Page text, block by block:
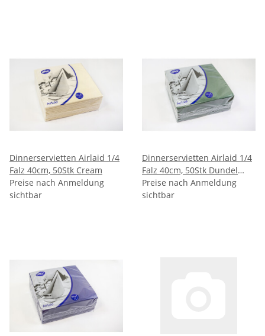
Dinnerservietten Airlaid 1/4
Falz 40cm, 50Stk Cream
Preise nach Anmeldung
sichtbar
Dinnerservietten Airlaid 1/4
Falz 40cm, 50Stk Dundel
Grün
Preise nach Anmeldung
sichtbar